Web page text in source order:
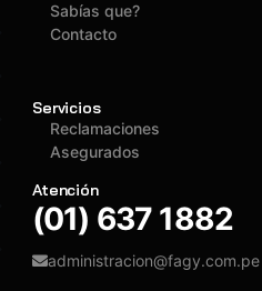
Sabías que?
Contacto
Servicios
Reclamaciones
Asegurados
Atención
(01) 637 1882
administracion@fagy.com.pe